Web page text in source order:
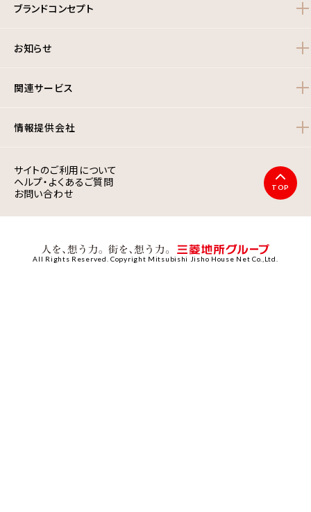
ブランドコンセプト
お知らせ
関連サービス
情報提供会社
サイトのご利用について
ヘルプ・よくあるご質問
お問い合わせ
TOP
All Rights Reserved. Copyright Mitsubishi Jisho House Net Co.,Ltd.